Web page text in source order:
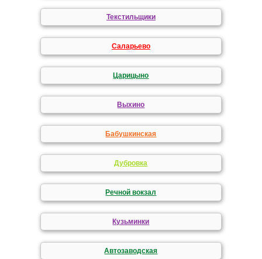
Текстильщики
Саларьево
Царицыно
Выхино
Бабушкинская
Дубровка
Речной вокзал
Кузьминки
Автозаводская